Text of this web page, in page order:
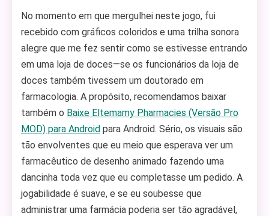
No momento em que mergulhei neste jogo, fui
recebido com gráficos coloridos e uma trilha sonora
alegre que me fez sentir como se estivesse entrando
em uma loja de doces—se os funcionários da loja de
doces também tivessem um doutorado em
farmacologia. A propósito, recomendamos baixar
também o Baixe Eltemamy Pharmacies (Versão Pro
MOD) para Android para Android. Sério, os visuais são
tão envolventes que eu meio que esperava ver um
farmacêutico de desenho animado fazendo uma
dancinha toda vez que eu completasse um pedido. A
jogabilidade é suave, e se eu soubesse que
administrar uma farmácia poderia ser tão agradável,